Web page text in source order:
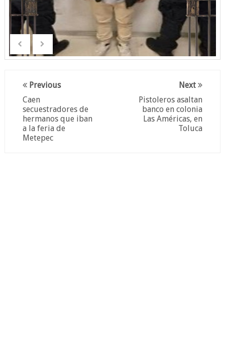
Next
Pistoleros asaltan
banco en colonia
Las Américas, en
Toluca
Previous
Caen
secuestradores de
hermanos que iban
a la feria de
Metepec